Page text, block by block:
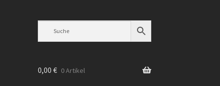
0,00 € 0 Artikel